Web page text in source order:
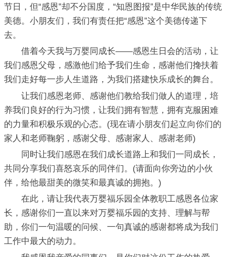
节日，但“感恩”却不分国度，“知恩图报”是中华民族的传统
美德。小朋友们，我们有责任把“感恩”这个美德传递下
去。
借着今天我与万婴同成长——感恩生日会的活动，让
我们感恩父母，感激他们给予我们生命，感谢他们搀扶着
我们走好每一步人生道路，为我们搭建快乐成长的舞台。
让我们感恩老师、感谢他们教给我们做人的道理，培
养我们良好的行为习惯，让我们拥有智慧，拥有克服困难
的力量和积极乐观的心态。(现在请小朋友们起立向你们的
家人和老师鞠躬，感谢父母、感谢家人、感谢老师)
同时让我们感恩在我们成长道路上和我们一同成长，
共同分享我们喜怒哀乐的同伴们。(请面向你旁边的小伙
伴，给他最甜美的微笑和最真诚的拥抱。)
在此，请让我代表万婴福乐园全体教职工感恩各位家
长，感谢你们一直以来对万婴福乐园的支持、理解与帮
助，你们一句温暖的问候、一句真诚的感谢都将成为我们
工作中最大的动力。